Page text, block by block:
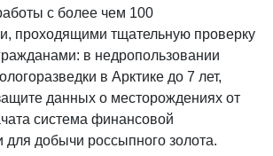
с более чем 100
проходящими тщательную проверку
в недропользовании
в Арктике до 7 лет,
данных о месторождениях от
система финансовой
для добычи россыпного золота.